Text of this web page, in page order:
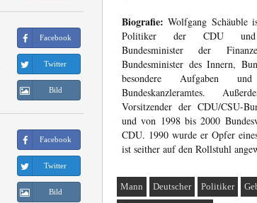
Facebook
Twitter
Bild
Facebook
Twitter
Bild
Biografie: Wolfgang Schäuble
Politiker der CDU und
Bundesminister der
Bundesminister des Innern,
besondere Aufgaben
Bundeskanzleramtes.
Vorsitzender der CDU/CSU-
und von 1998 bis 2000
CDU. 1990 wurde er Opfer
ist seither auf den Rollstuhl
Mann Deutscher Politiker